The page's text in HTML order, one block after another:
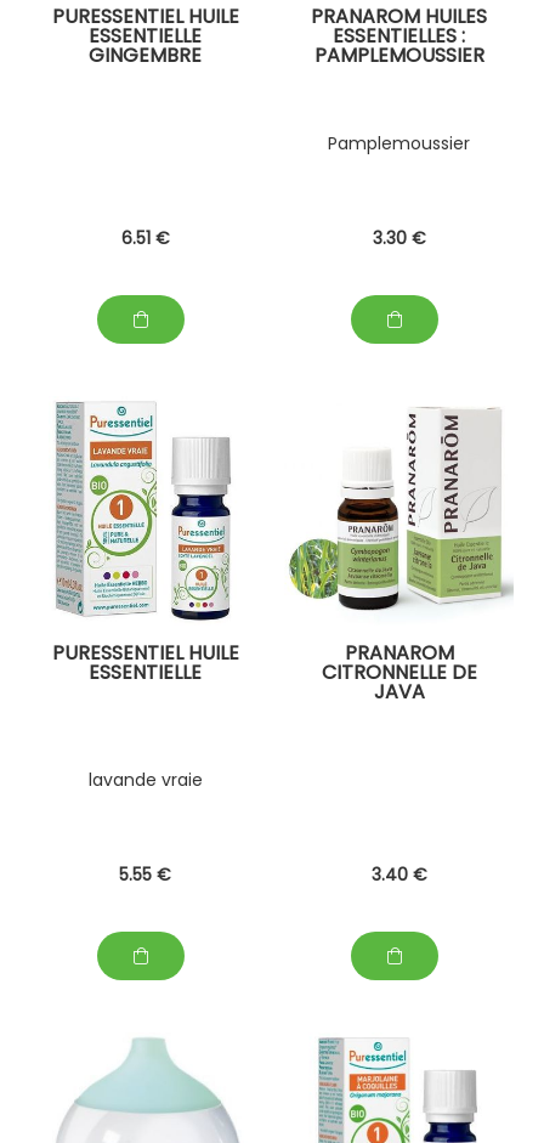
PURESSENTIEL HUILE
ESSENTIELLE
GINGEMBRE
6.51 €
PRANAROM HUILES
ESSENTIELLES :
PAMPLEMOUSSIER
Pamplemoussier
3.30 €
PURESSENTIEL HUILE
ESSENTIELLE
lavande vraie
5.55 €
PRANAROM
CITRONNELLE DE
JAVA
3.40 €